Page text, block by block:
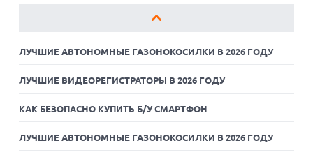
КАК БЕЗОПАСНО КУПИТЬ Б/У СМАРТФОН
ЛУЧШИЕ АВТОНОМНЫЕ ГАЗОНОКОСИЛКИ В 2026 ГОДУ
ЛУЧШИЕ ВИДЕОРЕГИСТРАТОРЫ В 2026 ГОДУ
КАК БЕЗОПАСНО КУПИТЬ Б/У СМАРТФОН
ЛУЧШИЕ АВТОНОМНЫЕ ГАЗОНОКОСИЛКИ В 2026 ГОДУ